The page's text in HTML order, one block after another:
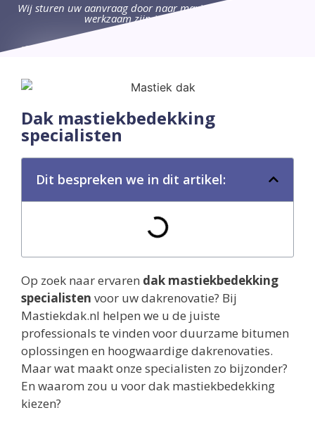
Wij sturen uw aanvraag door naar maximaal 4 bedrijven die
werkzaam zijn in uw omgeving.
Dak mastiekbedekking
specialisten
Dit bespreken we in dit artikel:
Op zoek naar ervaren dak mastiekbedekking
specialisten voor uw dakrenovatie? Bij
Mastiekdak.nl helpen we u de juiste
professionals te vinden voor duurzame bitumen
oplossingen en hoogwaardige dakrenovaties.
Maar wat maakt onze specialisten zo bijzonder?
En waarom zou u voor dak mastiekbedekking
kiezen?